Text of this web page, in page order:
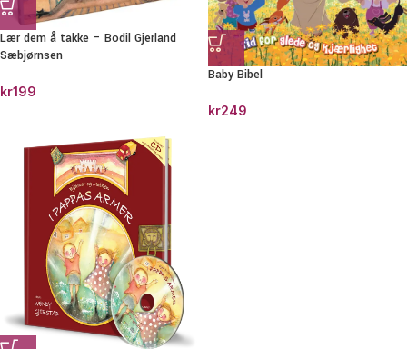
Lær dem å takke – Bodil Gjerland
Sæbjørnsen
kr199
Baby Bibel
kr249